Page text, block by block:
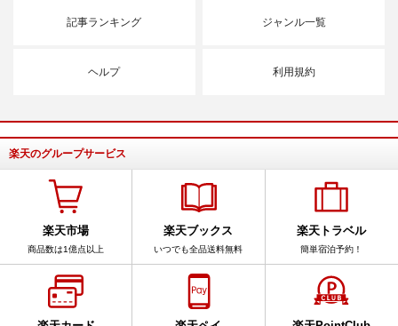
記事ランキング ジャンル一覧
ヘルプ 利用規約
楽天のグループサービス
楽天市場
商品数は1億点以上
楽天ブックス
いつでも全品送料無料
楽天トラベル
簡単宿泊予約！